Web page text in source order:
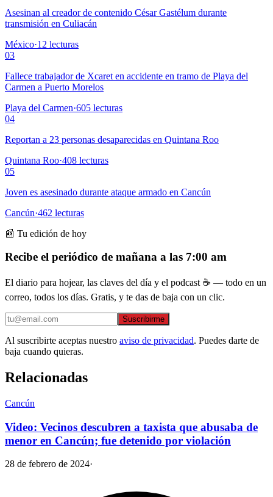
Asesinan al creador de contenido César Gastélum durante
transmisión en Culiacán
México·12 lecturas
03
Fallece trabajador de Xcaret en accidente en tramo de Playa del
Carmen a Puerto Morelos
Playa del Carmen·605 lecturas
04
Reportan a 23 personas desaparecidas en Quintana Roo
Quintana Roo·408 lecturas
05
Joven es asesinado durante ataque armado en Cancún
Cancún·462 lecturas
📰 Tu edición de hoy
Recibe el periódico de mañana a las 7:00 am
El diario para hojear, las claves del día y el podcast ☕ — todo en un
correo, todos los días. Gratis, y te das de baja con un clic.
Suscribirme
Al suscribirte aceptas nuestro aviso de privacidad. Puedes darte de
baja cuando quieras.
Relacionadas
Cancún
Video: Vecinos descubren a taxista que abusaba de
menor en Cancún; fue detenido por violación
28 de febrero de 2024·